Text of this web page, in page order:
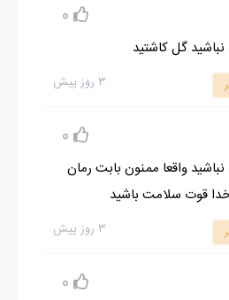
0
گل کاشتید
۳ روز پیش
0
واقعا ممنون بابت رمان
قوت سلامت باشید
۳ روز پیش
0